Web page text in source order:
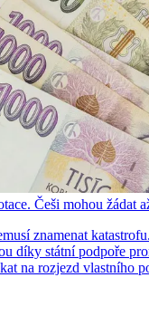
Češi mohou žádat
znamenat
díky státní podpoře
na rozjezd vlastního